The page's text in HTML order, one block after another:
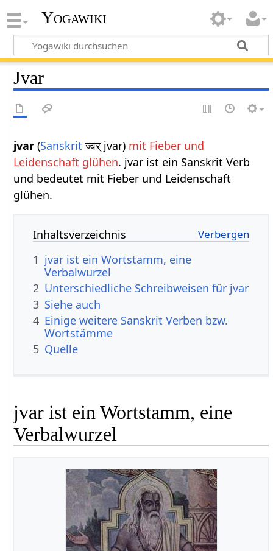
Yogawiki
Jvar
jvar (Sanskrit ज्वर् jvar) mit Fieber und
Leidenschaft glühen. jvar ist ein Sanskrit Verb
und bedeutet mit Fieber und Leidenschaft
glühen.
Inhaltsverzeichnis
1 jvar ist ein Wortstamm, eine
Verbalwurzel
2 Unterschiedliche Schreibweisen für jvar
3 Siehe auch
4 Einige weitere Sanskrit Verben bzw.
Wortstämme
5 Quelle
jvar ist ein Wortstamm, eine
Verbalwurzel